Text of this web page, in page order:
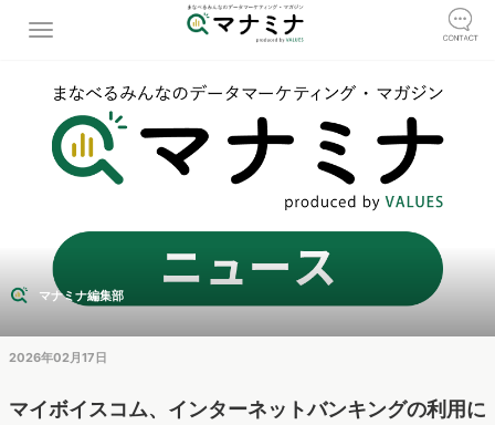
マナミナ編集部
2026年02月17日
マイボイスコム、インターネットバンキングの利用に